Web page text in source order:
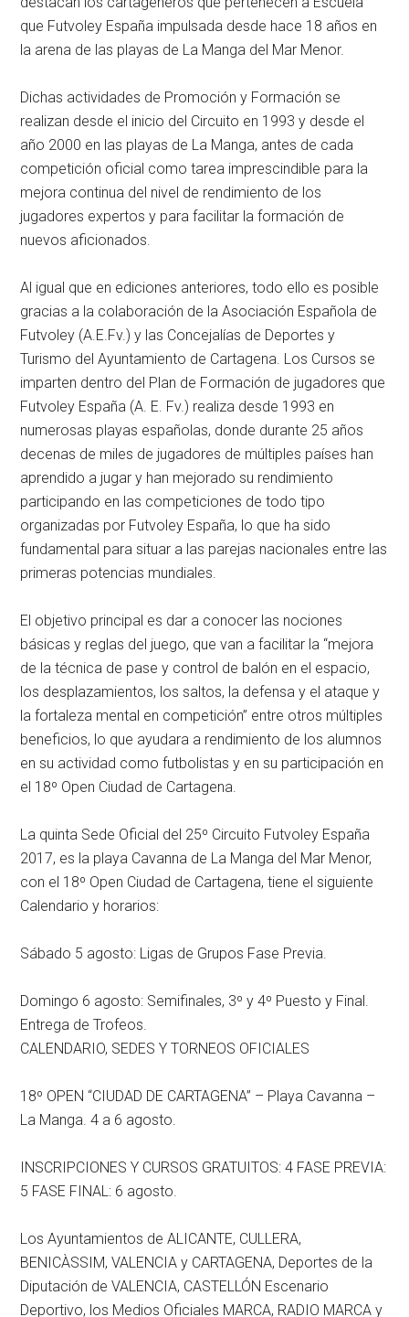
que Futvoley España impulsada desde hace 18 años en
la arena de las playas de La Manga del Mar Menor.
Dichas actividades de Promoción y Formación se
realizan desde el inicio del Circuito en 1993 y desde el
año 2000 en las playas de La Manga, antes de cada
competición oficial como tarea imprescindible para la
mejora continua del nivel de rendimiento de los
jugadores expertos y para facilitar la formación de
nuevos aficionados.
Al igual que en ediciones anteriores, todo ello es posible
gracias a la colaboración de la Asociación Española de
Futvoley (A.E.Fv.) y las Concejalías de Deportes y
Turismo del Ayuntamiento de Cartagena. Los Cursos se
imparten dentro del Plan de Formación de jugadores que
Futvoley España (A. E. Fv.) realiza desde 1993 en
numerosas playas españolas, donde durante 25 años
decenas de miles de jugadores de múltiples países han
aprendido a jugar y han mejorado su rendimiento
participando en las competiciones de todo tipo
organizadas por Futvoley España, lo que ha sido
fundamental para situar a las parejas nacionales entre las
primeras potencias mundiales.
El objetivo principal es dar a conocer las nociones
básicas y reglas del juego, que van a facilitar la “mejora
de la técnica de pase y control de balón en el espacio,
los desplazamientos, los saltos, la defensa y el ataque y
la fortaleza mental en competición” entre otros múltiples
beneficios, lo que ayudara a rendimiento de los alumnos
en su actividad como futbolistas y en su participación en
el 18º Open Ciudad de Cartagena.
La quinta Sede Oficial del 25º Circuito Futvoley España
2017, es la playa Cavanna de La Manga del Mar Menor,
con el 18º Open Ciudad de Cartagena, tiene el siguiente
Calendario y horarios:
Sábado 5 agosto: Ligas de Grupos Fase Previa.
Domingo 6 agosto: Semifinales, 3º y 4º Puesto y Final.
Entrega de Trofeos.
CALENDARIO, SEDES Y TORNEOS OFICIALES
18º OPEN “CIUDAD DE CARTAGENA” – Playa Cavanna –
La Manga. 4 a 6 agosto.
INSCRIPCIONES Y CURSOS GRATUITOS: 4 FASE PREVIA:
5 FASE FINAL: 6 agosto.
Los Ayuntamientos de ALICANTE, CULLERA,
BENICÀSSIM, VALENCIA y CARTAGENA, Deportes de la
Diputación de VALENCIA, CASTELLÓN Escenario
Deportivo, los Medios Oficiales MARCA, RADIO MARCA y